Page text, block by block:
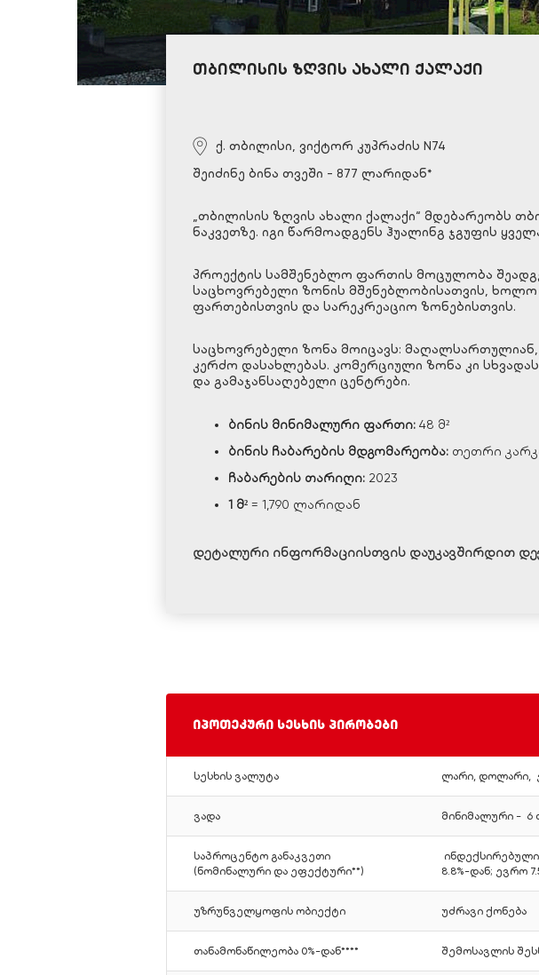
თბილისის ზღვის ახალი ქალაქი
ქ. თბილისი, ვიქტორ კუპრაძის N74
შეიძინე ბინა თვეში - 877 ლარიდან*
„თბილისის ზღვის ახალი ქალაქი“ მდებარეობს
ნაკვეთზე. იგი წარმოადგენს ჰუალინგ ჯგუფის
პროექტის სამშენებლო ფართის მოცულობა
საცხოვრებელი ზონის მშენებლობისათვის, ხოლო
ფართებისთვის და სარეკრეაციო ზონებისთვის.
საცხოვრებელი ზონა მოიცავს:
კერძო დასახლებას. კომერციული ზონა კი
და გამაჯანსაღებელი ცენტრები.
ბინის მინიმალური ფართი: 48 მ²
ბინის ჩაბარების მდგომარეობა: თეთრი
ჩაბარების თარიღი: 2023
1 მ² = 1,790 ლარიდან
დეტალური ინფორმაციისთვის დაუკავშირდით
იპოთეკური სესხის პირობები
სესხის ვალუტა ლარი, დოლარი,
ვადა მინიმალური - 6
საპროცენტო განაკვეთი
(ნომინალური და ეფექტური**)
8.8%-დან; ევრო
უზრუნველყოფის ობიექტი უძრავი ქონება
თანამონაწილეობა 0%-დან**** შემოსავლის